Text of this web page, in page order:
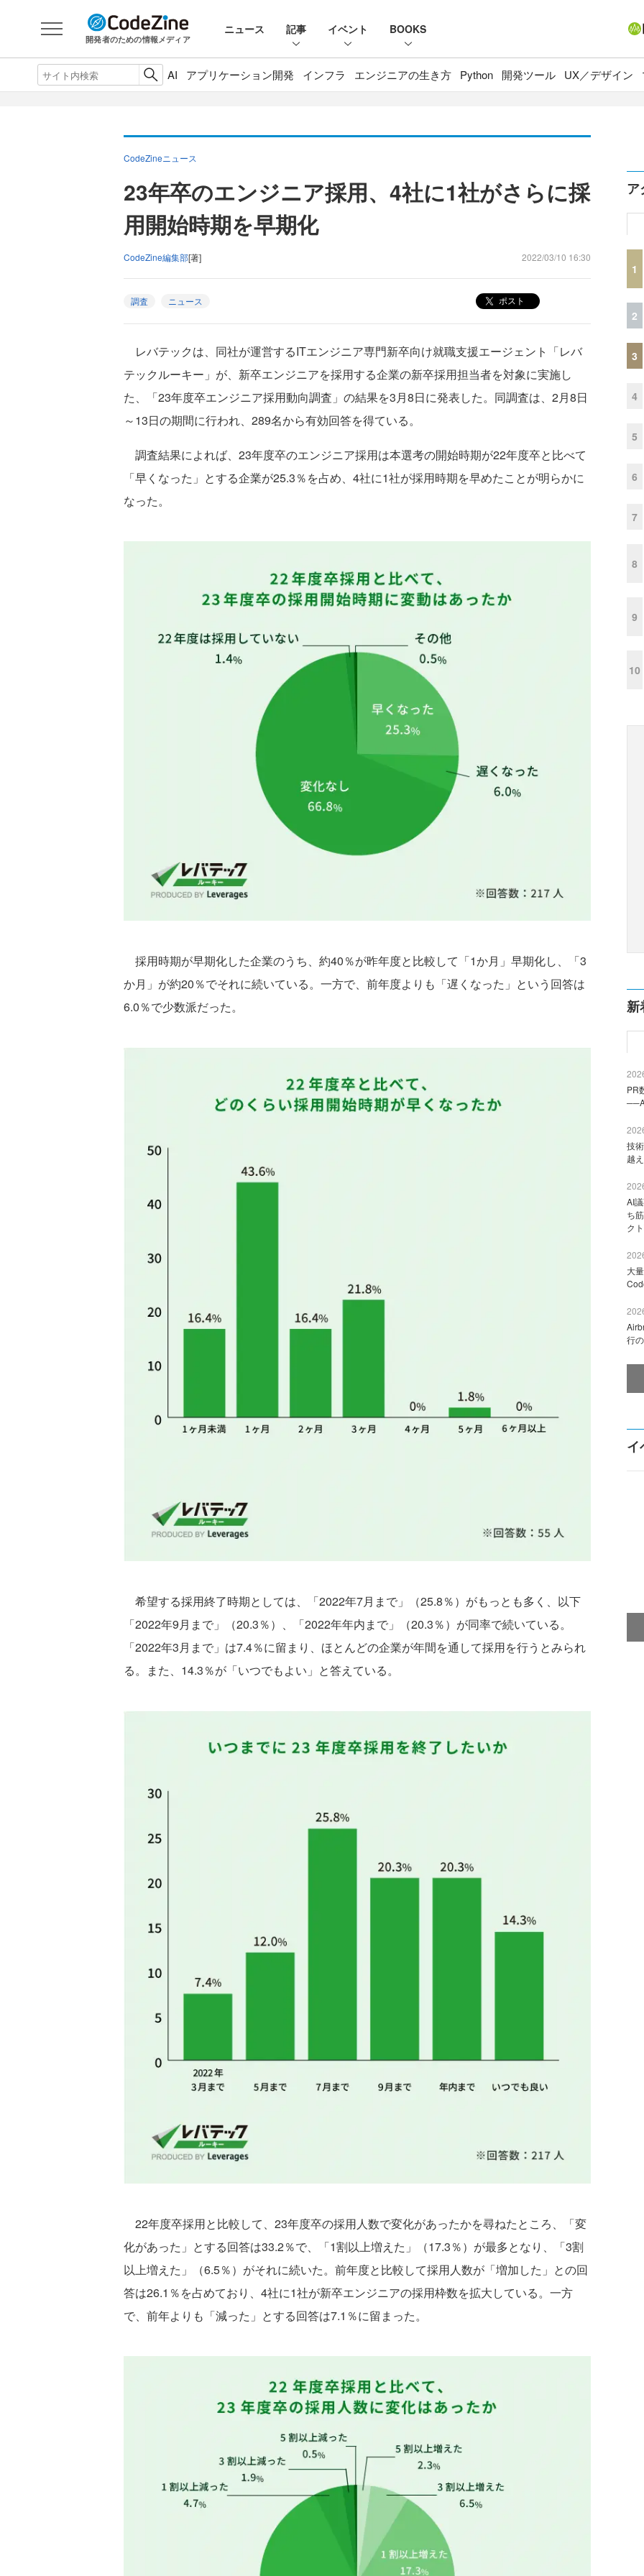
開発者のための情報メディア
ニュース 記事 イベント BOOKS
AI アプリケーション開発 インフラ エンジニアの生き方 Python 開発ツール UX／デザイン
CodeZineニュース
23年卒のエンジニア採用、4社に1社がさらに採
用開始時期を早期化
CodeZine編集部[著] 2022/03/10 16:30
調査 ニュース ポスト
レバテックは、同社が運営するITエンジニア専門新卒向け就職支援エージェント「レバ
テックルーキー」が、新卒エンジニアを採用する企業の新卒採用担当者を対象に実施し
た、「23年度卒エンジニア採用動向調査」の結果を3月8日に発表した。同調査は、2月8日
～13日の期間に行われ、289名から有効回答を得ている。
調査結果によれば、23年度卒のエンジニア採用は本選考の開始時期が22年度卒と比べて
「早くなった」とする企業が25.3％を占め、4社に1社が採用時期を早めたことが明らかに
なった。
採用時期が早期化した企業のうち、約40％が昨年度と比較して「1か月」早期化し、「3
か月」が約20％でそれに続いている。一方で、前年度よりも「遅くなった」という回答は
6.0％で少数派だった。
希望する採用終了時期としては、「2022年7月まで」（25.8％）がもっとも多く、以下
「2022年9月まで」（20.3％）、「2022年年内まで」（20.3％）が同率で続いている。
「2022年3月まで」は7.4％に留まり、ほとんどの企業が年間を通して採用を行うとみられ
る。また、14.3％が「いつでもよい」と答えている。
22年度卒採用と比較して、23年度卒の採用人数で変化があったかを尋ねたところ、「変
化があった」とする回答は33.2％で、「1割以上増えた」（17.3％）が最多となり、「3割
以上増えた」（6.5％）がそれに続いた。前年度と比較して採用人数が「増加した」との回
答は26.1％を占めており、4社に1社が新卒エンジニアの採用枠数を拡大している。一方
で、前年よりも「減った」とする回答は7.1％に留まった。
ア
1
2
3
4
5
6
7
8
9
10
新
PR
技
越
AI
ち
ク
大
行
イ